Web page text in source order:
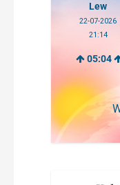
Lew
22-07-2026
21:14
05:04